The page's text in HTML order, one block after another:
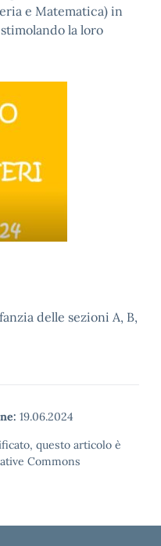
e Matematica) in
la loro
delle sezioni A, B,
19.06.2024
questo articolo è
Commons